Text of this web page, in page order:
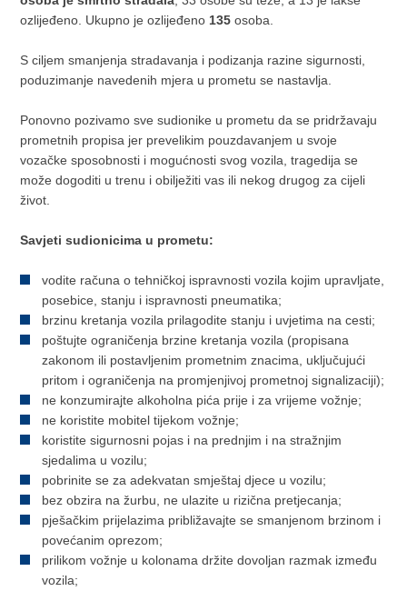
ozlijeđeno. Ukupno je ozlijeđeno 135 osoba.
S ciljem smanjenja stradavanja i podizanja razine sigurnosti,
poduzimanje navedenih mjera u prometu se nastavlja.
Ponovno pozivamo sve sudionike u prometu da se pridržavaju
prometnih propisa jer prevelikim pouzdavanjem u svoje
vozačke sposobnosti i mogućnosti svog vozila, tragedija se
može dogoditi u trenu i obilježiti vas ili nekog drugog za cijeli
život.
Savjeti sudionicima u prometu:
vodite računa o tehničkoj ispravnosti vozila kojim upravljate,
posebice, stanju i ispravnosti pneumatika;
brzinu kretanja vozila prilagodite stanju i uvjetima na cesti;
poštujte ograničenja brzine kretanja vozila (propisana
zakonom ili postavljenim prometnim znacima, uključujući
pritom i ograničenja na promjenjivoj prometnoj signalizaciji);
ne konzumirajte alkoholna pića prije i za vrijeme vožnje;
ne koristite mobitel tijekom vožnje;
koristite sigurnosni pojas i na prednjim i na stražnjim
sjedalima u vozilu;
pobrinite se za adekvatan smještaj djece u vozilu;
bez obzira na žurbu, ne ulazite u rizična pretjecanja;
pješačkim prijelazima približavajte se smanjenom brzinom i
povećanim oprezom;
prilikom vožnje u kolonama držite dovoljan razmak između
vozila;